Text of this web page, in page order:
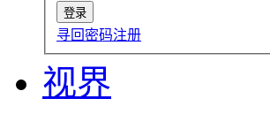
寻回密码注册
视界